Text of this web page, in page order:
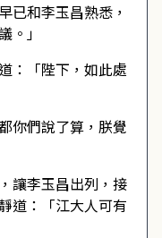
已和李玉昌熟悉，
。」
：「陛下，如此處
你們說了算，朕覺
讓李玉昌出列，接
道：「江大人可有